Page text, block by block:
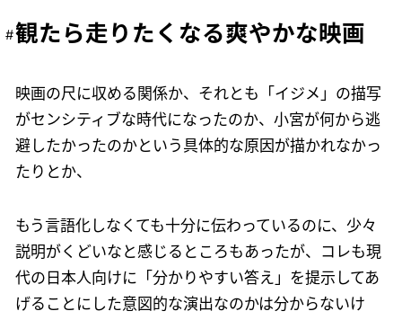
観たら走りたくなる爽やかな映画
映画の尺に収める関係か、それとも「イジメ」の描写
がセンシティブな時代になったのか、小宮が何から逃
避したかったのかという具体的な原因が描かれなかっ
たりとか、
もう言語化しなくても十分に伝わっているのに、少々
説明がくどいなと感じるところもあったが、コレも現
代の日本人向けに「分かりやすい答え」を提示してあ
げることにした意図的な演出なのかは分からないけ